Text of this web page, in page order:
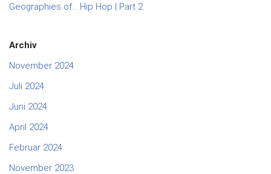
Geographies of… Hip Hop | Part 2
Archiv
November 2024
Juli 2024
Juni 2024
April 2024
Februar 2024
November 2023